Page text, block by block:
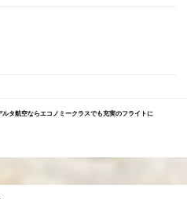
タ航空ならエコノミークラスでも充実のフライトに